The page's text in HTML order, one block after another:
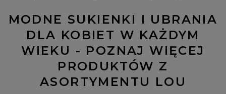
MODNE SUKIENKI I UBRANIA
DLA KOBIET W KAŻDYM
WIEKU - POZNAJ WIĘCEJ
PRODUKTÓW Z
ASORTYMENTU LOU